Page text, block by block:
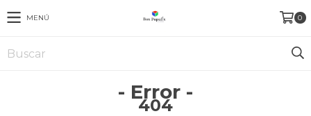
MENÚ 0
- Error -
404